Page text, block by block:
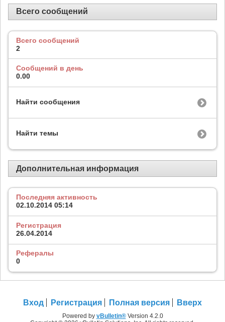
Всего сообщений
Всего сообщений
2
Сообщений в день
0.00
Найти сообщения
Найти темы
Дополнительная информация
Последняя активность
02.10.2014 05:14
Регистрация
26.04.2014
Рефералы
0
Вход Регистрация Полная версия Вверх
Powered by vBulletin®Version 4.2.0